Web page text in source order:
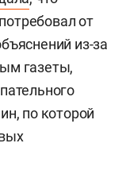
от
из-за
газеты,
по которой